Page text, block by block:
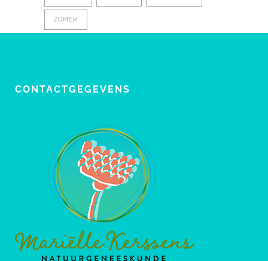
ZOMER
CONTACTGEGEVENS